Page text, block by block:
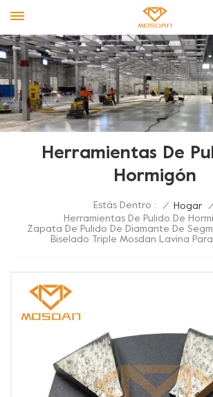
Herramientas De
Hormigón
Estás Dentro : / Hogar
/
Herramientas De Pulido De
Zapata De Pulido De Diamante De
Biselado Triple Mosdan Lavina